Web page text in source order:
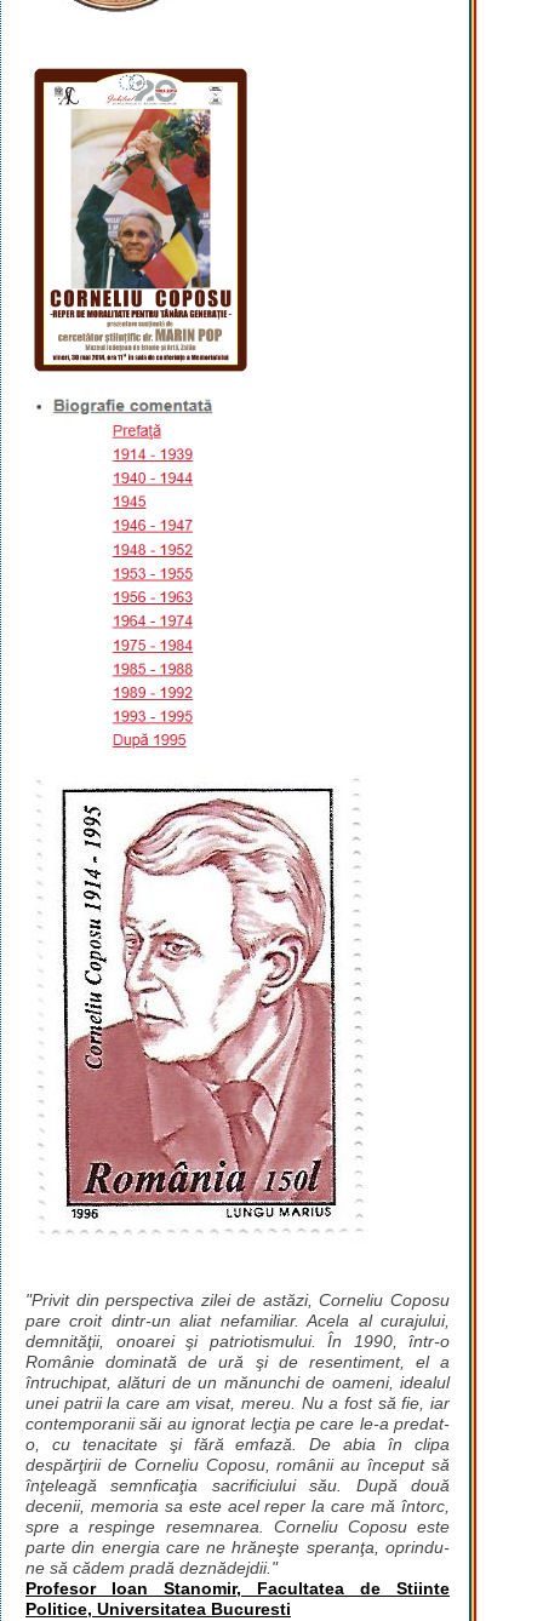
"Privit din perspectiva zilei de astăzi, Corneliu Coposu
pare croit dintr-un aliat nefamiliar. Acela al curajului,
demnităţii, onoarei şi patriotismului. În 1990, într-o
Românie dominată de ură şi de resentiment, el a
întruchipat, alături de un mănunchi de oameni, idealul
unei patrii la care am visat, mereu. Nu a fost să fie, iar
contemporanii săi au ignorat lecţia pe care le-a predat-
o, cu tenacitate şi fără emfază. De abia în clipa
despărţirii de Corneliu Coposu, românii au început să
înţeleagă semnficaţia sacrificiului său. După două
decenii, memoria sa este acel reper la care mă întorc,
spre a respinge resemnarea. Corneliu Coposu este
parte din energia care ne hrăneşte speranţa, oprindu-
ne să cădem pradă deznădejdii."
Profesor Ioan Stanomir, Facultatea de Stiinte
Politice, Universitatea Bucuresti